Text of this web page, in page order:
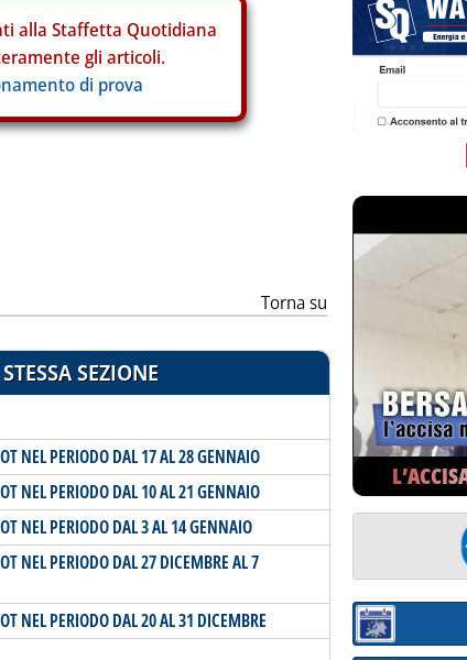
alla Staffetta Quotidiana
gli articoli.
di prova
Torna su
SEZIONE
NEL PERIODO DAL 17 AL 28 GENNAIO
NEL PERIODO DAL 10 AL 21 GENNAIO
NEL PERIODO DAL 3 AL 14 GENNAIO
NEL PERIODO DAL 27 DICEMBRE AL 7
NEL PERIODO DAL 20 AL 31 DICEMBRE Sezione: